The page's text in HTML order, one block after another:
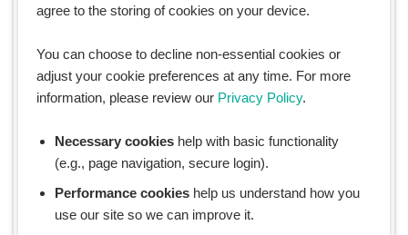
BROCCOLI REVOLUTION
ที่อยู่: 899 ซอยสุขุมวิท 49 ถนนสุขุมวิท
กรุงเทพมหานคร
11.(Not just) Another Cup
ร้านแนวเฮ้ลตี้ฟู้ดมากๆ เมนู breakfast เพียบ เป็น
อีกร้านที่มาสร้างสีสันให้ซอยสุดเห๋อย่างสาทร 10 ที่
agree to the storing of cookies on your device.
You can choose to decline non-essential cookies or
adjust your cookie preferences at any time. For more
information, please review our Privacy Policy.
Necessary cookies help with basic functionality
(e.g., page navigation, secure login).
Performance cookies help us understand how you
use our site so we can improve it.